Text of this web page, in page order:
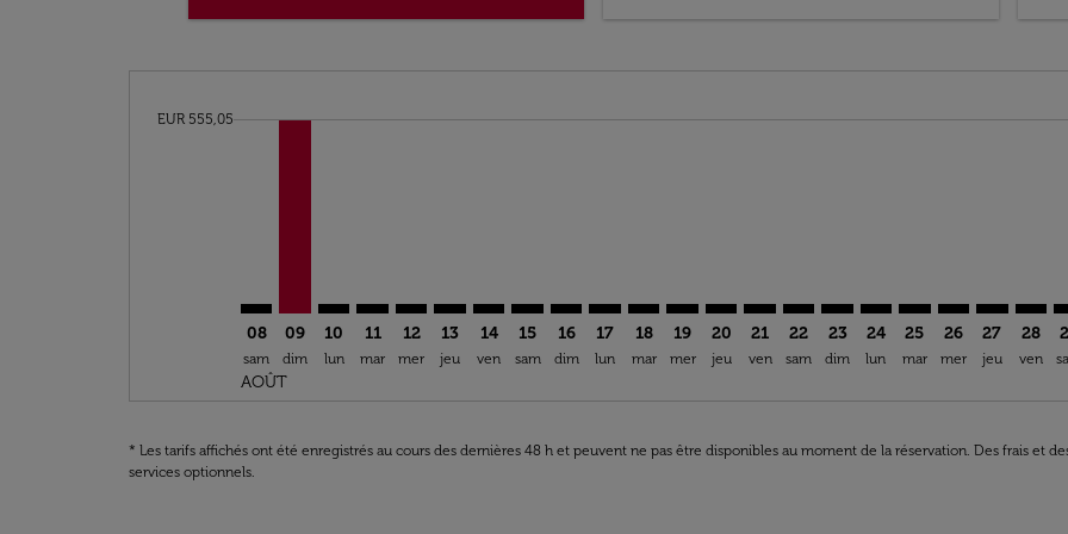
EUR 555,05
08
sam
AOÛT
09
dim
10
lun
11
mar
12
mer
13
jeu
14
ven
15
sam
16
dim
17
lun
18
mar
MRS–OZZ: cmp-view-offers-disclaimer.
19
mer
MRS–OZZ: cmp-view-offers-disclaimer.
20
jeu
MRS–OZZ: cmp-view-offers-
21
ven
MRS–OZZ: cmp-view-offers-
22
sam
MRS–OZZ: cmp-view-
23
dim
MRS–OZZ: cmp-view-
24
lun
MRS–OZZ: cmp-
25
mar
MRS–OZZ:
26
mer
27
jeu
28
ven
* Les tarifs affichés ont été enregistrés au cours des dernières 48 h et peuvent ne pas être disponibles au moment de la réservation. Des frais et
services optionnels.